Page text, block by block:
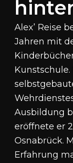
Alex’ Reise
Jahren mit
Kunstschule.
Ausbildung
eröffnete er
Osnabrück.
Erfahrung